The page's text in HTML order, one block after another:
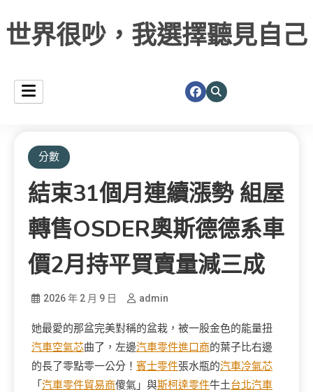
世界很吵，我選擇聽見自己
分數
結束31個月連續漲勢 組屋
轉售OSDER奧斯德德系車
價2月持平買賣量減三成
2026 年 2 月 9 日 admin
她最愛的那盆完美對稱的盆栽，被一股金色的能量扭
汽車空氣芯曲了，左邊汽車零件進口商的葉子比右邊
的長了零點零一公分！ 賓士零件張水瓶的汽車冷氣芯
「 汽車零件貿易商傻氣」與斯柯達零件牛土台北汽車